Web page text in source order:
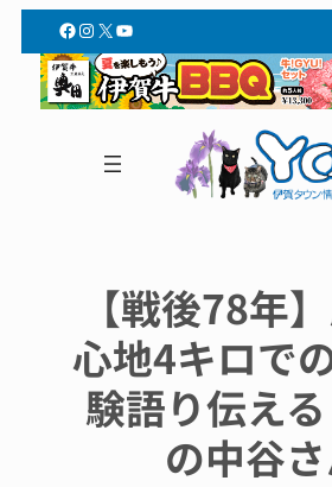
Facebook
Instagram
X YouTube
【戦後78年
心地4キロで
験語り伝え
の中谷